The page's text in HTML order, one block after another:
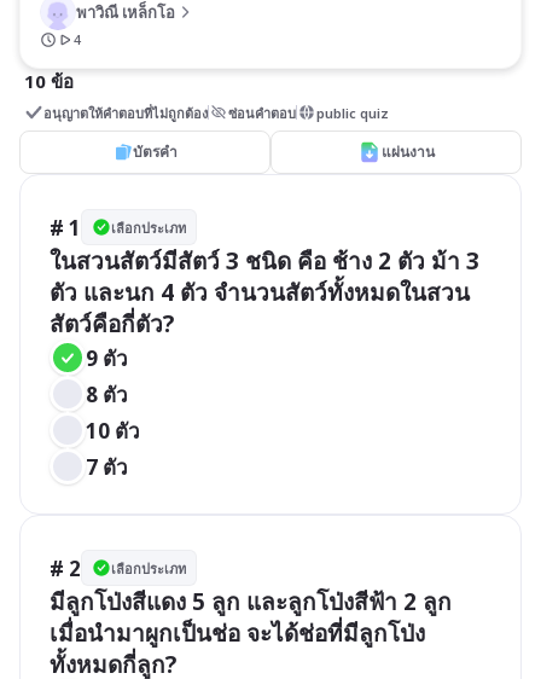
พาวิณี เหล็กโอ
4
10 ข้อ
อนุญาตให้คำตอบที่ไม่ถูกต้อง ซ่อนคำตอบ public quiz
บัตรคำ แผ่นงาน
# 1 เลือกประเภท
ในสวนสัตว์มีสัตว์ 3 ชนิด คือ ช้าง 2 ตัว ม้า 3
ตัว และนก 4 ตัว จำนวนสัตว์ทั้งหมดในสวน
สัตว์คือกี่ตัว?
9 ตัว
8 ตัว
10 ตัว
7 ตัว
# 2 เลือกประเภท
มีลูกโป่งสีแดง 5 ลูก และลูกโป่งสีฟ้า 2 ลูก
เมื่อนำมาผูกเป็นช่อ จะได้ช่อที่มีลูกโป่ง
ทั้งหมดกี่ลูก?